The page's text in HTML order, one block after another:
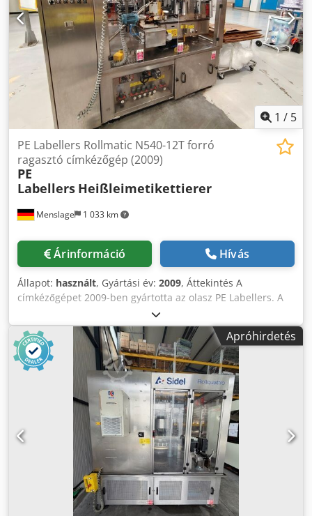
1 / 5
Menslage 1 033 km
PE Labellers Rollmatic N540-12T forró
ragasztó címkézőgép (2009)
PE
Labellers Heißleimetikettierer
Árinformáció Hívás
Állapot: használt, Gyártási év: 2009, Áttekintés A
címkézőgépet 2009-ben gyártotta az olasz PE Labellers. A
gép jó állapotban van, már szakszerűen szétszerelték és
raktározták. Műszaki adatok Dodpfx Amew En Utjyeck -
Teljesítmény: 12 000 palack/óra - Alkalmas: 1,0 l és 1,5 l -
Munkairány: bemenet balról – kimenet jobbról (az
óramutató járásával ellentétesen) - Címkézőfejek száma: 12
- Címke pozíciója: Körkörös címkézés - Címke anyaga: OPP
forró ragasztóval - Gép vezérlése: Siemens S7 -
Feldolgozható palackok & formátumváltó szerszámokkal
együtt: 0,25 l – 0,50 l – 1,0 l
Apróhirdetés